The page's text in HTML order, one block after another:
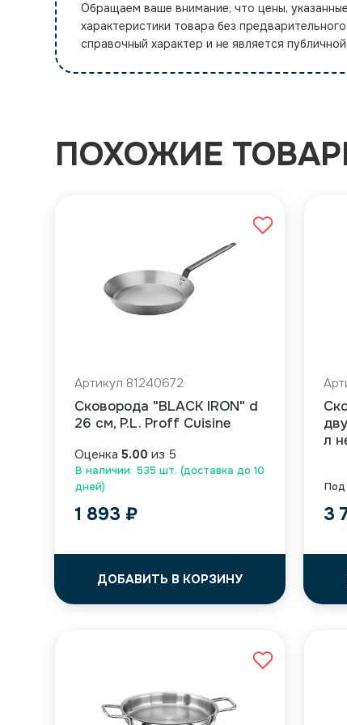
Обращаем ваше внимание, что цены,
характеристики товара без
справочный характер и не является
ПОХОЖИЕ
В наличии: 535 шт. (доставка до 10
дней)
Артикул 81240672
Сковорода "BLACK IRON" d
26 см, P.L. Proff Cuisine
Оценка5.00 из 5
1 893 ₽
ДОБАВИТЬ В КОРЗИНУ
Под
л
3